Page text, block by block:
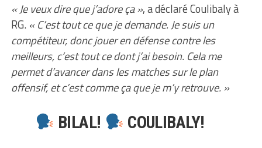
« Je veux dire que j’adore ça », a déclaré Coulibaly à
RG. « C’est tout ce que je demande. Je suis un
compétiteur, donc jouer en défense contre les
meilleurs, c’est tout ce dont j’ai besoin. Cela me
permet d’avancer dans les matches sur le plan
offensif, et c’est comme ça que je m’y retrouve. »
BILAL!
COULIBALY!